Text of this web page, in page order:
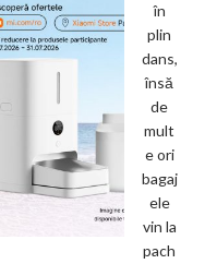
în
plin
dans,
însă
de
mult
e ori
bagaj
ele
vin la
pach